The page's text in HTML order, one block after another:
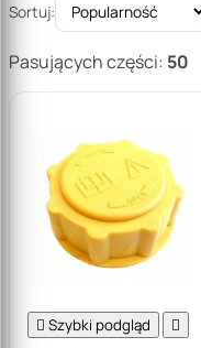
Sortuj:
Pasujących części: 50
 Szybki podgląd 